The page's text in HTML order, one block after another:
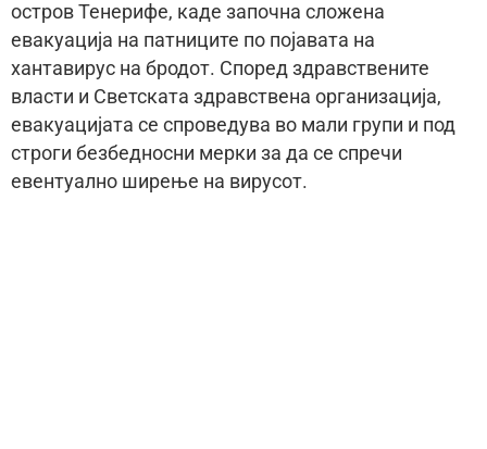
остров Тенерифе, каде започна сложена
евакуација на патниците по појавата на
хантавирус на бродот. Според здравствените
власти и Светската здравствена организација,
евакуацијата се спроведува во мали групи и под
строги безбедносни мерки за да се спречи
евентуално ширење на вирусот.